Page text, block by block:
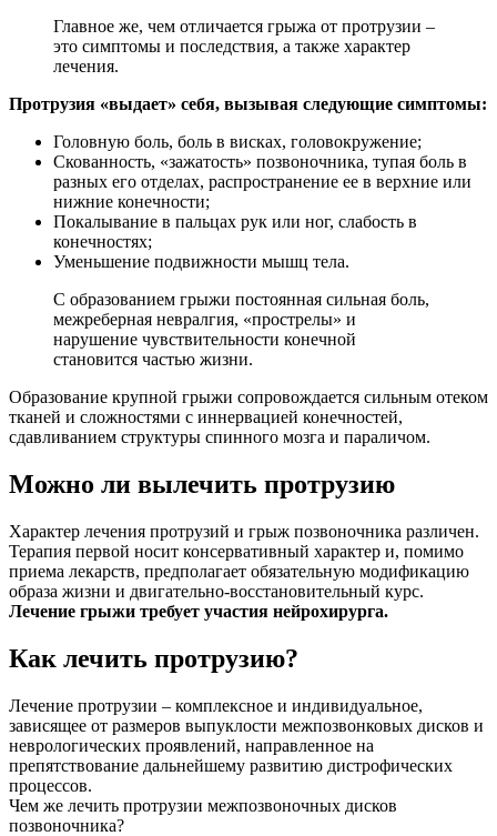
Главное же, чем отличается грыжа от протрузии –
это симптомы и последствия, а также характер
лечения.
Протрузия «выдает» себя, вызывая следующие симптомы:
Головную боль, боль в висках, головокружение;
Скованность, «зажатость» позвоночника, тупая боль в
разных его отделах, распространение ее в верхние или
нижние конечности;
Покалывание в пальцах рук или ног, слабость в
конечностях;
Уменьшение подвижности мышц тела.
С образованием грыжи постоянная сильная боль,
межреберная невралгия, «прострелы» и
нарушение чувствительности конечной
становится частью жизни.
Образование крупной грыжи сопровождается сильным отеком
тканей и сложностями с иннервацией конечностей,
сдавливанием структуры спинного мозга и параличом.
Можно ли вылечить протрузию
Характер лечения протрузий и грыж позвоночника различен.
Терапия первой носит консервативный характер и, помимо
приема лекарств, предполагает обязательную модификацию
образа жизни и двигательно-восстановительный курс.
Лечение грыжи требует участия нейрохирурга.
Как лечить протрузию?
Лечение протрузии – комплексное и индивидуальное,
зависящее от размеров выпуклости межпозвонковых дисков и
неврологических проявлений, направленное на
препятствование дальнейшему развитию дистрофических
процессов.
Чем же лечить протрузии межпозвоночных дисков
позвоночника?